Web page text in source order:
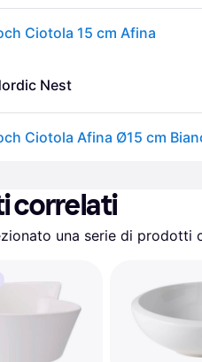
Ciotola 15 cm Afina
Nest
Ciotola Afina Ø15 cm
correlati
una serie di prodotti